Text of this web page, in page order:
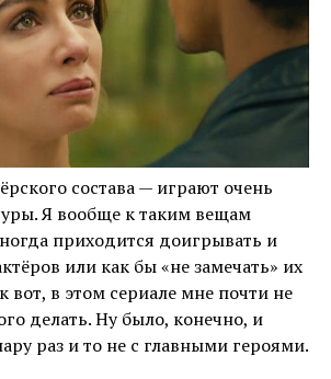
состава — играют очень
Я вообще к таким вещам
приходится доигрывать и
или как бы «не замечать» их
вот, в этом сериале мне почти не
делать. Ну было, конечно, и
раз и то не с главными героями.